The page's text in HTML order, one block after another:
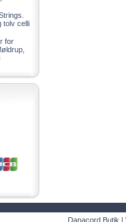
tolv celli
for
Danacord Butik |